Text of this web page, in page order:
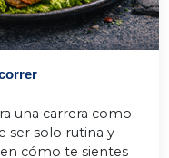
una carrera como
ser solo rutina y
cómo te sientes